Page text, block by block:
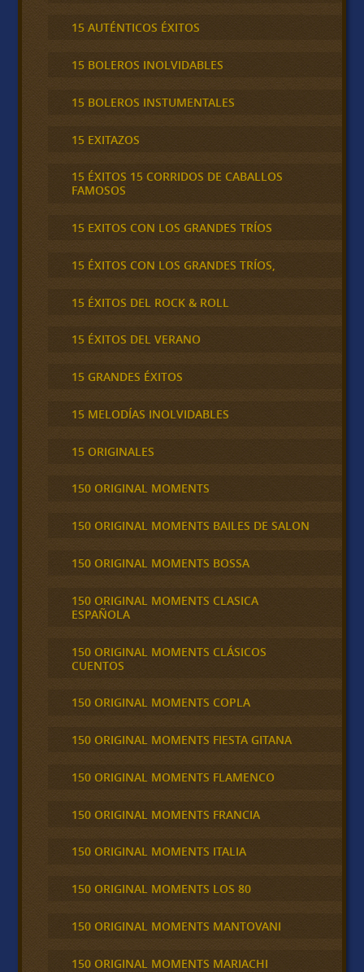
15 AUTÉNTICOS ÉXITOS
15 BOLEROS INOLVIDABLES
15 BOLEROS INSTUMENTALES
15 EXITAZOS
15 ÉXITOS 15 CORRIDOS DE CABALLOS
FAMOSOS
15 EXITOS CON LOS GRANDES TRÍOS
15 ÉXITOS CON LOS GRANDES TRÍOS,
15 ÉXITOS DEL ROCK & ROLL
15 ÉXITOS DEL VERANO
15 GRANDES ÉXITOS
15 MELODÍAS INOLVIDABLES
15 ORIGINALES
150 ORIGINAL MOMENTS
150 ORIGINAL MOMENTS BAILES DE SALON
150 ORIGINAL MOMENTS BOSSA
150 ORIGINAL MOMENTS CLASICA
ESPAÑOLA
150 ORIGINAL MOMENTS CLÁSICOS
CUENTOS
150 ORIGINAL MOMENTS COPLA
150 ORIGINAL MOMENTS FIESTA GITANA
150 ORIGINAL MOMENTS FLAMENCO
150 ORIGINAL MOMENTS FRANCIA
150 ORIGINAL MOMENTS ITALIA
150 ORIGINAL MOMENTS LOS 80
150 ORIGINAL MOMENTS MANTOVANI
150 ORIGINAL MOMENTS MARIACHI